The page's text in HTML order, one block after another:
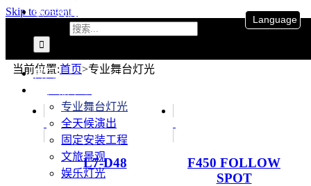
Skip to content
联系我们
首页
专业舞台灯光
全天候演出
固定安装工程
文旅景观
娱乐灯光
当前位置:首页>专业舞台灯光
L7-D48
F450 FOLLOW
SPOT
Language